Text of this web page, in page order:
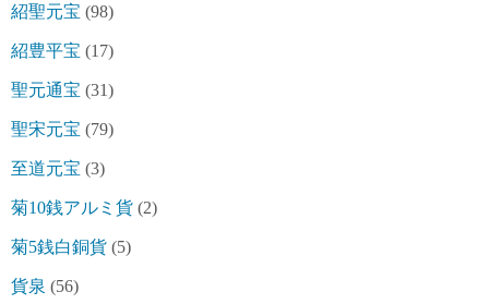
紹聖元宝 (98)
紹豊平宝 (17)
聖元通宝 (31)
聖宋元宝 (79)
至道元宝 (3)
菊10銭アルミ貨 (2)
菊5銭白銅貨 (5)
貨泉 (56)